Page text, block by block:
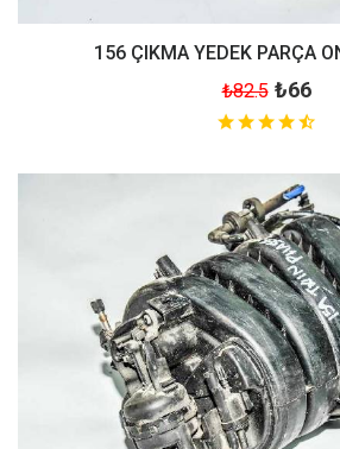
156 ÇIKMA YEDEK PARÇA
₺82.5 ₺66